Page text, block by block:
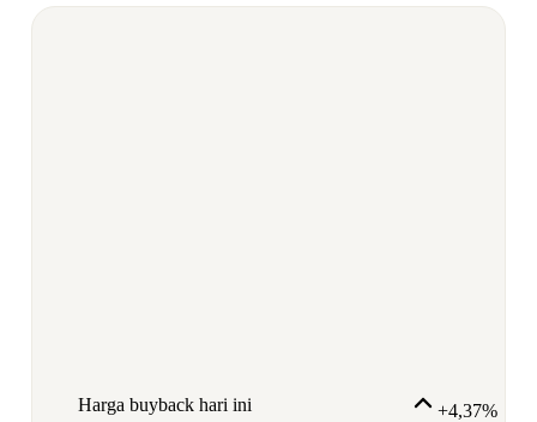
Harga buyback hari ini +4,37%